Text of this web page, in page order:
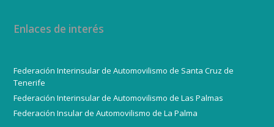
Enlaces de interés
Federación Interinsular de Automovilismo de Santa Cruz de
Tenerife
Federación Interinsular de Automovilismo de Las Palmas
Federación Insular de Automovilismo de La Palma